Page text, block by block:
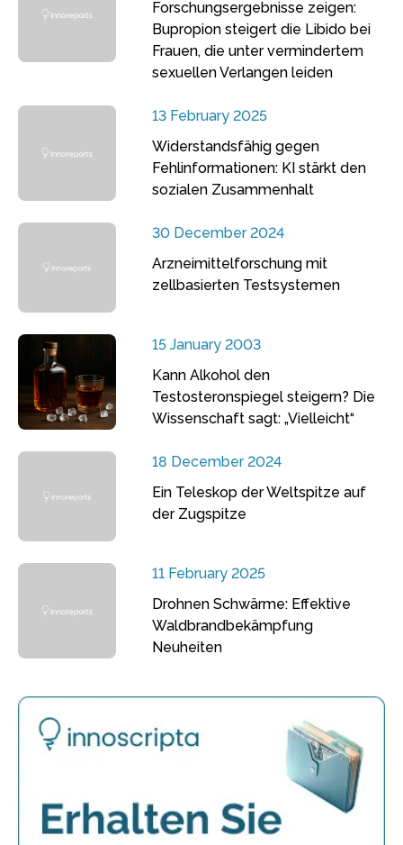
Forschungsergebnisse zeigen:
Bupropion steigert die Libido bei
Frauen, die unter vermindertem
sexuellen Verlangen leiden
13 February 2025
Widerstandsfähig gegen
Fehlinformationen: KI stärkt den
sozialen Zusammenhalt
30 December 2024
Arzneimittelforschung mit
zellbasierten Testsystemen
15 January 2003
Kann Alkohol den
Testosteronspiegel steigern? Die
Wissenschaft sagt: „Vielleicht“
18 December 2024
Ein Teleskop der Weltspitze auf
der Zugspitze
11 February 2025
Drohnen Schwärme: Effektive
Waldbrandbekämpfung
Neuheiten